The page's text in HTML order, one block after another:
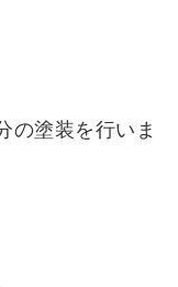
の塗装を行いま